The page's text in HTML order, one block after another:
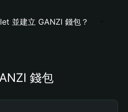
並建立 GANZI 錢包？
錢包